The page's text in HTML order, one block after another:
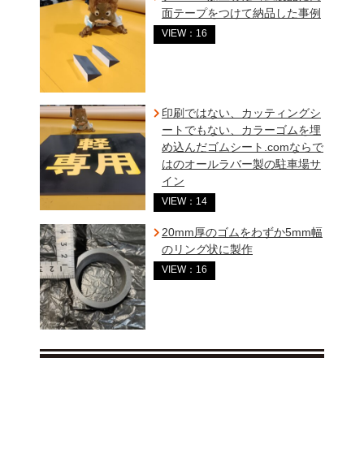
面テープをつけて納品した事例
VIEW：16
印刷ではない、カッティングシ
ートでもない、カラーゴムを埋
め込んだゴムシート.comならで
はのオールラバー製の駐車場サ
イン
VIEW：14
20mm厚のゴムをわずか5mm幅
のリング状に製作
VIEW：16